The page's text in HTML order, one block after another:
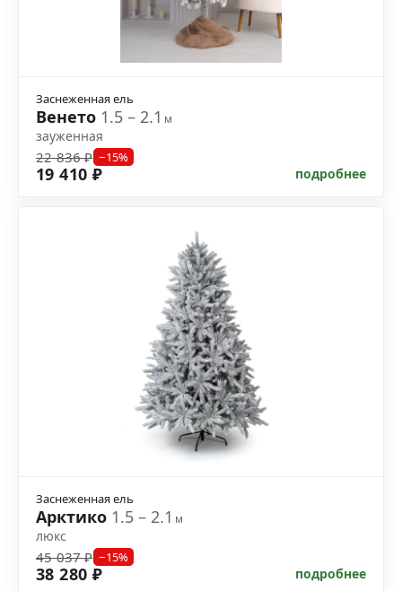
Заснеженная ель
Венето 1.5 – 2.1м
зауженная
22 836 ₽ −15%
19 410 ₽ подробнее
Заснеженная ель
Арктико 1.5 – 2.1м
люкс
45 037 ₽ −15%
38 280 ₽ подробнее